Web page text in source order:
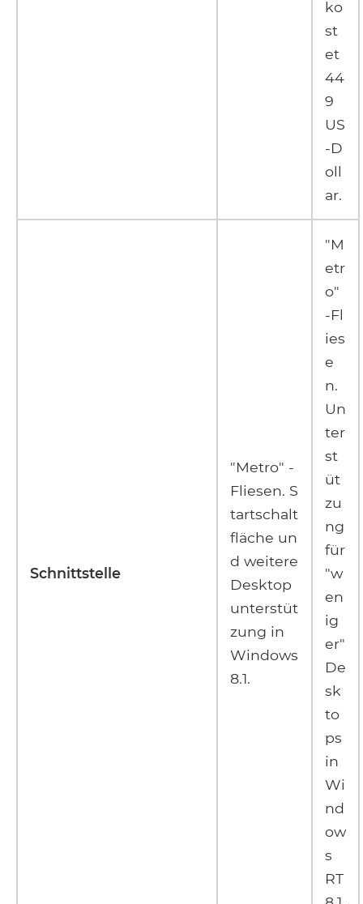
ko
st
et
44
9
US
-D
oll
ar.
Schnittstelle
"Metro" -
Fliesen. S
tartschalt
fläche un
d weitere
Desktop
unterstüt
zung in
Windows
8.1.
"M
etr
o"
-Fl
ies
e
n.
Un
ter
st
üt
zu
ng
für
"w
en
ig
er"
De
sk
to
ps
in
Wi
nd
ow
s
RT